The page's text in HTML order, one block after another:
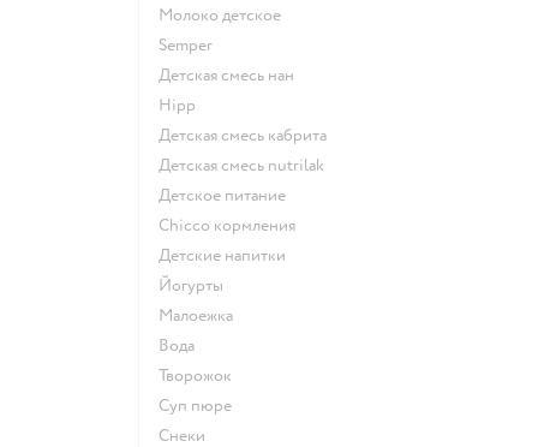
молоко детское
semper
детская смесь нан
hipp
детская смесь кабрита
детская смесь nutrilak
детское питание
chicco кормления
детские напитки
йогурты
малоежка
Вода
творожок
суп пюре
Снеки